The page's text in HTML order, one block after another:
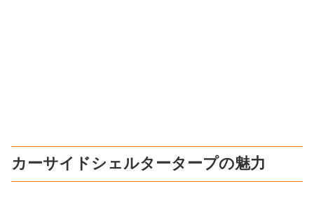
カーサイドシェルタータープの魅力